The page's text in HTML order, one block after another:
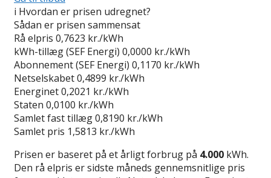
i Hvordan er prisen udregnet?
Sådan er prisen sammensat
Rå elpris 0,7623 kr./kWh
kWh-tillæg (SEF Energi) 0,0000 kr./kWh
Abonnement (SEF Energi) 0,1170 kr./kWh
Netselskabet0,4899 kr./kWh
Energinet0,2021 kr./kWh
Staten 0,0100 kr./kWh
Samlet fast tillæg0,8190 kr./kWh
Samlet pris 1,5813 kr./kWh
Prisen er baseret på et årligt forbrug på 4.000 kWh.
Den rå elpris er sidste måneds gennemsnitlige pris